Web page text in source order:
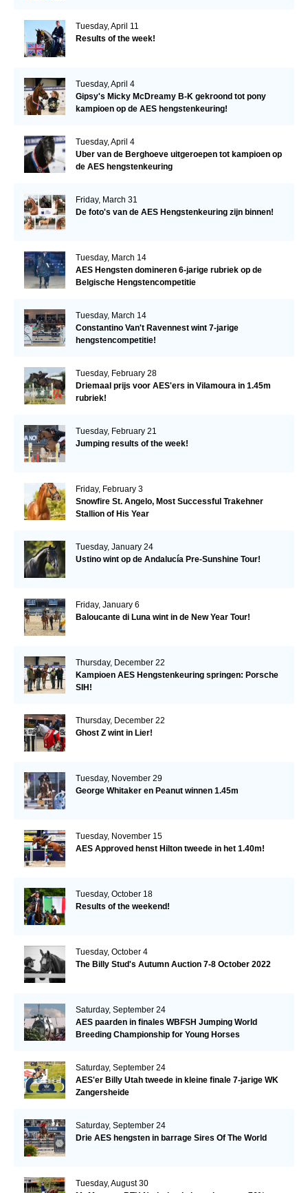
Tuesday, April 11
Results of the week!
Tuesday, April 4
Gipsy's Micky McDreamy B-K gekroond tot pony
kampioen op de AES hengstenkeuring!
Tuesday, April 4
Uber van de Berghoeve uitgeroepen tot kampioen op
de AES hengstenkeuring
Friday, March 31
De foto's van de AES Hengstenkeuring zijn binnen!
Tuesday, March 14
AES Hengsten domineren 6-jarige rubriek op de
Belgische Hengstencompetitie
Tuesday, March 14
Constantino Van't Ravennest wint 7-jarige
hengstencompetitie!
Tuesday, February 28
Driemaal prijs voor AES'ers in Vilamoura in 1.45m
rubriek!
Tuesday, February 21
Jumping results of the week!
Friday, February 3
Snowfire St. Angelo, Most Successful Trakehner
Stallion of His Year
Tuesday, January 24
Ustino wint op de Andalucía Pre-Sunshine Tour!
Friday, January 6
Baloucante di Luna wint in de New Year Tour!
Thursday, December 22
Kampioen AES Hengstenkeuring springen: Porsche
SIH!
Thursday, December 22
Ghost Z wint in Lier!
Tuesday, November 29
George Whitaker en Peanut winnen 1.45m
Tuesday, November 15
AES Approved henst Hilton tweede in het 1.40m!
Tuesday, October 18
Results of the weekend!
Tuesday, October 4
The Billy Stud's Autumn Auction 7-8 October 2022
Saturday, September 24
AES paarden in finales WBFSH Jumping World
Breeding Championship for Young Horses
Saturday, September 24
AES'er Billy Utah tweede in kleine finale 7-jarige WK
Zangersheide
Saturday, September 24
Drie AES hengsten in barrage Sires Of The World
Tuesday, August 30